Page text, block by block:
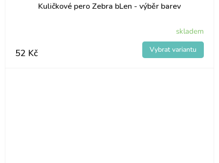
Kuličkové pero Zebra bLen - výběr barev
skladem
52 Kč